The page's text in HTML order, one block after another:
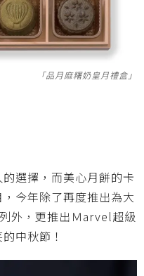
「品月麻糬奶皇月禮盒」
選擇，而美心月餅的卡
今年除了再度推出為大
外， 更推出Ｍarvel超級
中秋節！